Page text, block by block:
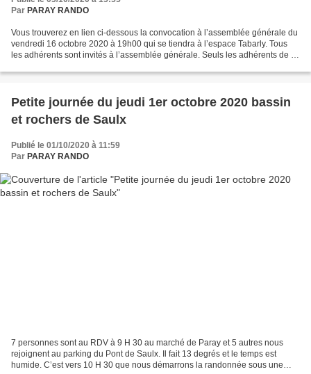
Par PARAY RANDO
Vous trouverez en lien ci-dessous la convocation à l’assemblée générale du
vendredi 16 octobre 2020 à 19h00 qui se tiendra à l’espace Tabarly. Tous
les adhérents sont invités à l’assemblée générale. Seuls les adhérents de la
Petite journée du jeudi 1er octobre 2020 bassin
et rochers de Saulx
Publié le 01/10/2020 à 11:59
Par PARAY RANDO
7 personnes sont au RDV à 9 H 30 au marché de Paray et 5 autres nous
rejoignent au parking du Pont de Saulx. Il fait 13 degrés et le temps est
humide. C’est vers 10 H 30 que nous démarrons la randonnée sous une